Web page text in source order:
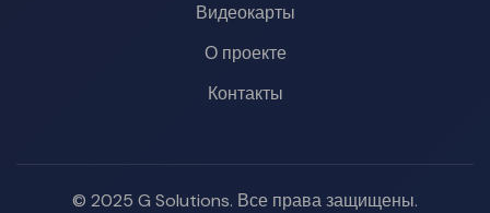
Видеокарты
О проекте
Контакты
© 2025 G Solutions. Все права защищены.